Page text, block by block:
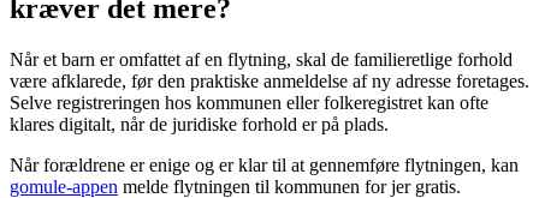
kræver det mere?
Når et barn er omfattet af en flytning, skal de familieretlige forhold
være afklarede, før den praktiske anmeldelse af ny adresse foretages.
Selve registreringen hos kommunen eller folkeregistret kan ofte
klares digitalt, når de juridiske forhold er på plads.
Når forældrene er enige og er klar til at gennemføre flytningen, kan
gomule-appen melde flytningen til kommunen for jer gratis.